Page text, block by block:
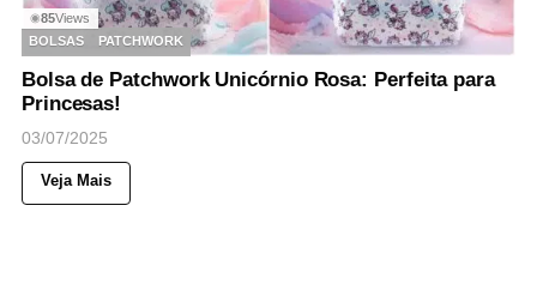
◉85Views
BOLSAS
PATCHWORK
Bolsa de Patchwork Unicórnio Rosa: Perfeita para
Princesas!
03/07/2025
Veja Mais